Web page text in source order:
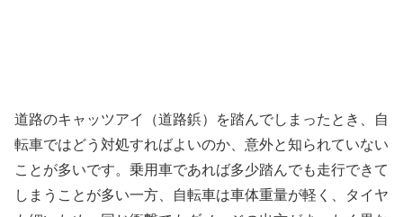
道路のキャッツアイ（道路鋲）を踏んでしまったとき、自
転車ではどう対処すればよいのか、意外と知られていない
ことが多いです。乗用車であれば多少踏んでも走行できて
しまうことが多い一方、自転車は車体重量が軽く、タイヤ